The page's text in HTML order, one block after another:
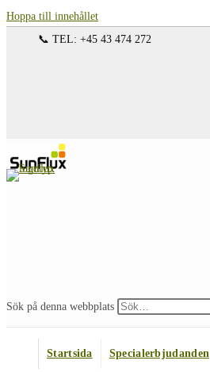
Hoppa till innehållet
📞 TEL: +45 43 474 272
Sök på denna webbplats
Startsida Specialerbjudanden